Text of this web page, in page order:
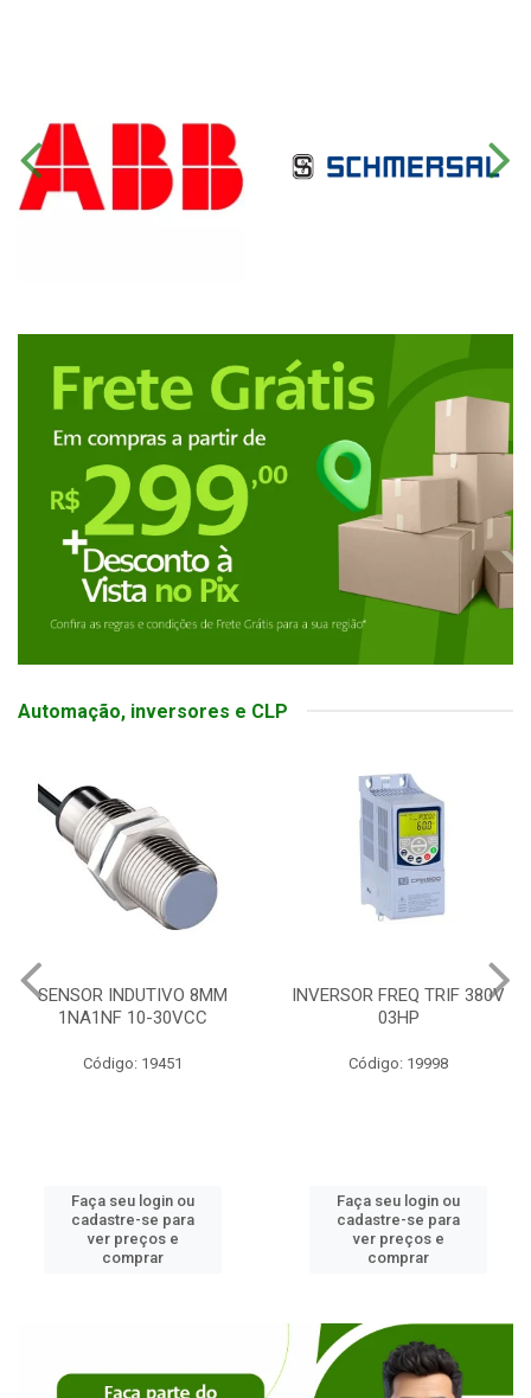
Automação, inversores e CLP
SENSOR INDUTIVO 8MM
1NA1NF 10-30VCC
Código: 19451
Faça seu login ou
cadastre-se para
ver preços e
comprar
INVERSOR FREQ TRIF 380V
03HP
Código: 19998
Faça seu login ou
cadastre-se para
ver preços e
comprar